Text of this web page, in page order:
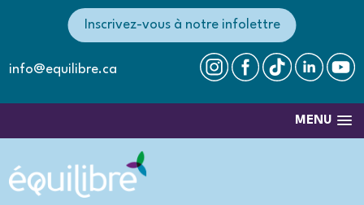
info@equilibre.ca
Inscrivez-vous à notre infolettre
MENU